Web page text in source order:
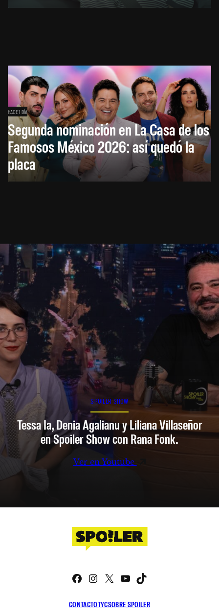
HACE 1 DÍA
Segunda nominación en La Casa de los
Famosos México 2026: así quedó la
placa
SPOILER SHOW
Tessa Ia, Denia Agalianu y Liliana Villaseñor
en Spoiler Show con Rana Fonk.
Ver en Youtube
CONTACTOTYCSOBRE SPOILER
Facebook
Instagram
X YouTube